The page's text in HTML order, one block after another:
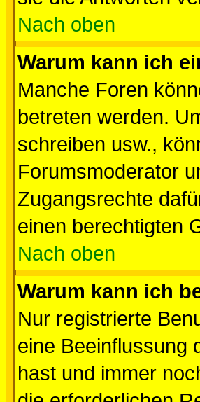
Nach oben
Warum kann ich
Manche Foren
betreten werden.
schreiben usw.,
Forumsmoderator
Zugangsrechte
einen berechtigten
Nach oben
Warum kann ich
Nur registrierte
eine Beeinflussung
hast und immer